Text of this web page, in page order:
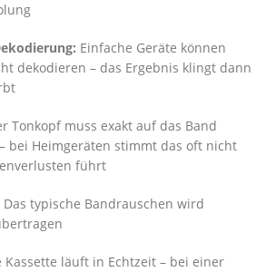
Einfache Geräte können
dekodieren – das Ergebnis klingt dann
Tonkopf muss exakt auf das Band
bei Heimgeräten stimmt das oft nicht
führt
Das typische Bandrauschen wird
Kassette läuft in Echtzeit – bei einer